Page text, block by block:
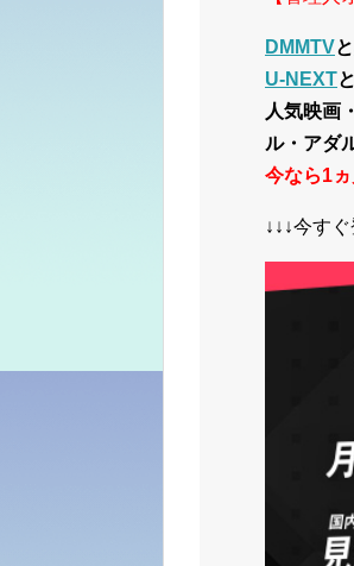
DMMTVと
U-NEXTと
人気映画
ル・アダ
今なら1ヵ
↓↓↓今す